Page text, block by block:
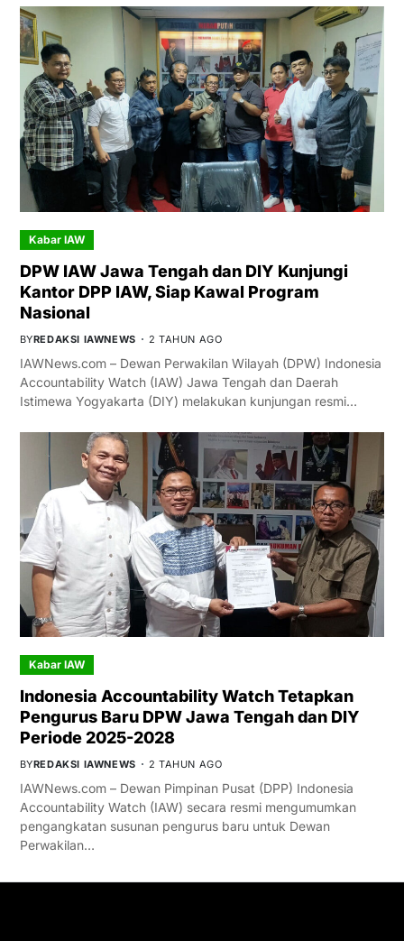
Kabar IAW
DPW IAW Jawa Tengah dan DIY Kunjungi
Kantor DPP IAW, Siap Kawal Program
Nasional
BYREDAKSI IAWNEWS 2 TAHUN AGO
IAWNews.com – Dewan Perwakilan Wilayah (DPW) Indonesia
Accountability Watch (IAW) Jawa Tengah dan Daerah
Istimewa Yogyakarta (DIY) melakukan kunjungan resmi…
Kabar IAW
Indonesia Accountability Watch Tetapkan
Pengurus Baru DPW Jawa Tengah dan DIY
Periode 2025-2028
BYREDAKSI IAWNEWS 2 TAHUN AGO
IAWNews.com – Dewan Pimpinan Pusat (DPP) Indonesia
Accountability Watch (IAW) secara resmi mengumumkan
pengangkatan susunan pengurus baru untuk Dewan
Perwakilan…